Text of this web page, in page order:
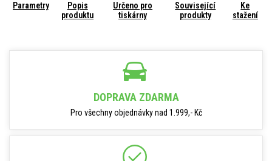
Parametry
Popis
produktu
Určeno pro
tiskárny
Související
produkty
Ke
stažení
DOPRAVA ZDARMA
Pro všechny objednávky nad 1.999,- Kč